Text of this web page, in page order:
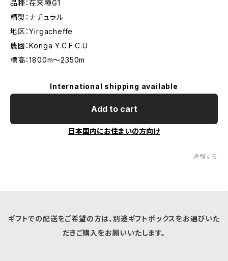
品種：在来種G1
精製：ナチュラル
地区：Yirgacheffe
農園：Konga Y.C.F.C.U
標高：1800m～2350m
International shipping available
Add to cart
日本国内にお住まいの方向け
通報する
ギフトでの配送をご希望の方は、別途ギフトボックスをお選びいた
だきご購入をお願いいたします。